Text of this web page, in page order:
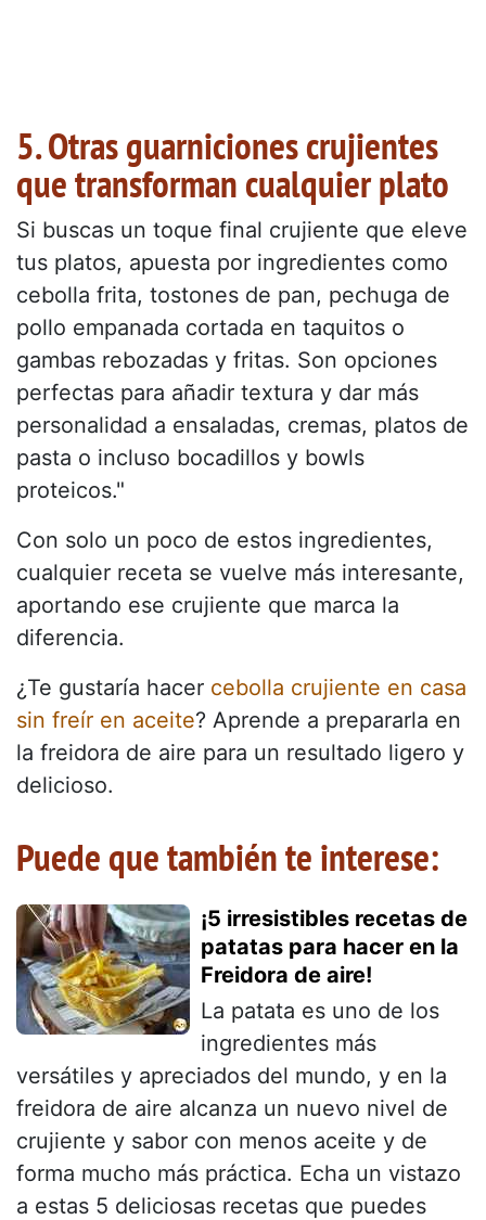
5. Otras guarniciones crujientes
que transforman cualquier plato
Si buscas un toque final crujiente que eleve
tus platos, apuesta por ingredientes como
cebolla frita, tostones de pan, pechuga de
pollo empanada cortada en taquitos o
gambas rebozadas y fritas. Son opciones
perfectas para añadir textura y dar más
personalidad a ensaladas, cremas, platos de
pasta o incluso bocadillos y bowls
proteicos."
Con solo un poco de estos ingredientes,
cualquier receta se vuelve más interesante,
aportando ese crujiente que marca la
diferencia.
¿Te gustaría hacer cebolla crujiente en casa
sin freír en aceite? Aprende a prepararla en
la freidora de aire para un resultado ligero y
delicioso.
Puede que también te interese:
¡5 irresistibles recetas de
patatas para hacer en la
Freidora de aire!
La patata es uno de los
ingredientes más
versátiles y apreciados del mundo, y en la
freidora de aire alcanza un nuevo nivel de
crujiente y sabor con menos aceite y de
forma mucho más práctica. Echa un vistazo
a estas 5 deliciosas recetas que puedes